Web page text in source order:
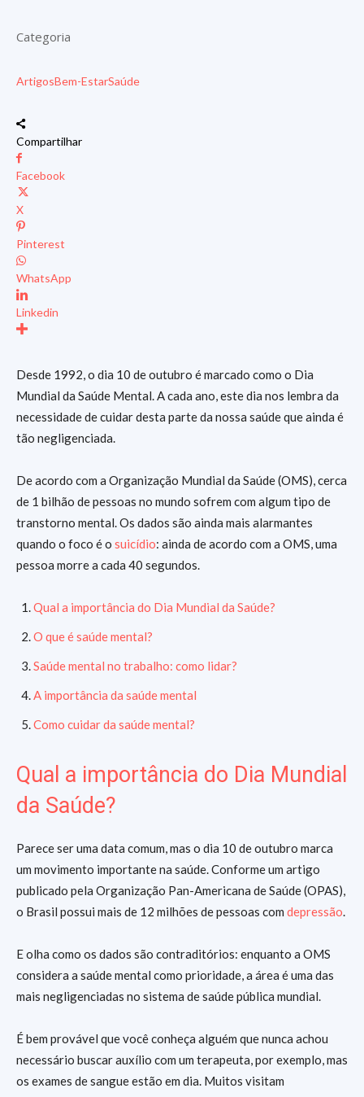
Categoria
ArtigosBem-EstarSaúde
Compartilhar
Facebook
X
Pinterest
WhatsApp
Linkedin
Desde 1992, o dia 10 de outubro é marcado como o Dia
Mundial da Saúde Mental. A cada ano, este dia nos lembra da
necessidade de cuidar desta parte da nossa saúde que ainda é
tão negligenciada.
De acordo com a Organização Mundial da Saúde (OMS), cerca
de 1 bilhão de pessoas no mundo sofrem com algum tipo de
transtorno mental. Os dados são ainda mais alarmantes
quando o foco é o suicídio: ainda de acordo com a OMS, uma
pessoa morre a cada 40 segundos.
Qual a importância do Dia Mundial da Saúde?
O que é saúde mental?
Saúde mental no trabalho: como lidar?
A importância da saúde mental
Como cuidar da saúde mental?
Qual a importância do Dia Mundial
da Saúde?
Parece ser uma data comum, mas o dia 10 de outubro marca
um movimento importante na saúde. Conforme um artigo
publicado pela Organização Pan-Americana de Saúde (OPAS),
o Brasil possui mais de 12 milhões de pessoas com depressão
E olha como os dados são contraditórios: enquanto a OMS
considera a saúde mental como prioridade, a área é uma das
mais negligenciadas no sistema de saúde pública mundial.
É bem provável que você conheça alguém que nunca achou
necessário buscar auxílio com um terapeuta, por exemplo, mas
os exames de sangue estão em dia. Muitos visitam